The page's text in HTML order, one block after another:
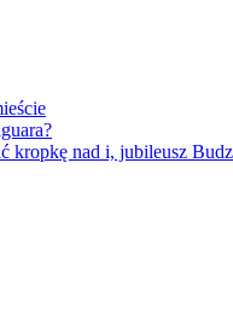
kropkę nad i, jubileusz